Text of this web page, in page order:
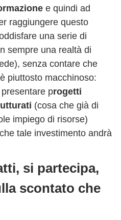
e quindi ad
raggiungere questo
una serie di
sempre una realtà di
senza contare che
piuttosto macchinoso:
progetti
(cosa che già di
impiego di risorse)
tale investimento andrà
si partecipa,
scontato che